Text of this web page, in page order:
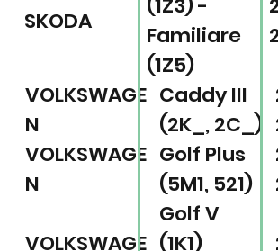
SKODA
(1Z3) -
Familiare
(1Z5)
VOLKSWAGE
N
Caddy III
(2K_, 2C_)
VOLKSWAGE
N
Golf Plus
(5M1, 521)
VOLKSWAGE
Golf V
(1K1)